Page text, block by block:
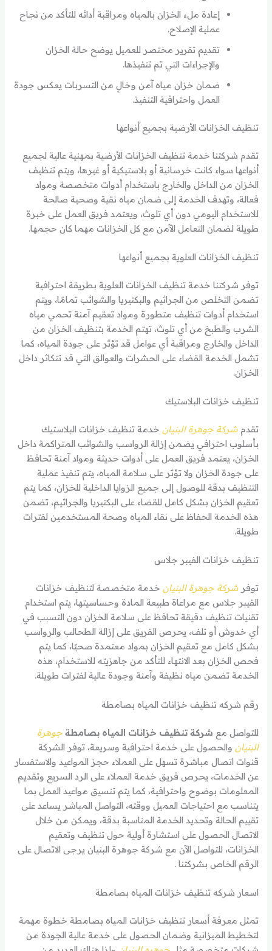
إعادة ملء الخزان بالمياه ومراقبة أدائه للتأكد من نجاح
عملية الإصلاح.
تقديم تقرير مختصر للعميل يوضح حالة الخزان
والإجراءات التي تم تنفيذها.
ضمان خزان مياه آمن وخالٍ من التسربات يعكس جودة
العمل واحترافية التنفيذ.
تنظيف الخزانات الأرضية بجميع أنواعها
تقدم شركتنا خدمة تنظيف الخزانات الأرضية بمهنية عالية لجميع
أنواعها سواء كانت خرسانية أو بلاستيكية أو غيرها، ويتم تنظيف
الخزان من الداخل والخارج باستخدام أدوات متخصصة ومواد
فعالة، وتهدف الخدمة إلى ضمان مياه نقية وصحية صالحة
للاستخدام اليومي دون أي تلوث، ويعتمد فريق العمل على خبرة
طويلة لضمان التعامل الآمن مع كل الخزانات مهما كان حجمها.
تنظيف الخزانات العلوية بجميع أنواعها
توفر شركتنا خدمة تنظيف الخزانات العلوية بطريقة احترافية
تضمن التخلص من الجراثيم والبكتيريا والشوائب تمامًا، ويتم
استخدام أدوات تنظيف متطورة ومواد تعقيم آمنة تحمي مياه
الشرب والطبخ من أي تلوث، تهتم الخدمة بتنظيف الخزان من
الداخل والخارج ومراقبة أي عوامل قد تؤثر على جودة المياه، كما
تشمل الخدمة القضاء على الحشرات والعوالق التي قد تتكاثر داخل
الخزان.
تنظيف خزانات البلاستيك
تقدمشركة جوهرة البنيان خدمة تنظيف خزانات البلاستيك
بأسلوب احترافي يضمن إزالة الرواسب والشوائب المتراكمة داخل
الخزان، يعتمد فريق العمل على أدوات حديثة ومواد آمنة تحافظ
على جودة الخزان ولا تؤثر على سلامة المياه، يتم تنفيذ عملية
التنظيف بدقة للوصول إلى جميع الزوايا الداخلية للخزان، كما يتم
تعقيم الخزان بشكل كامل للقضاء على البكتيريا والجراثيم، تضمن
هذه الخدمة الحفاظ على نقاء المياه وصحة المستخدمين لفترات
طويلة.
تنظيف خزانات الفيبر جلاس
توفرشركة جوهرة البنيان خدمة متخصصة لتنظيف خزانات
الفيبر جلاس مع مراعاة طبيعة المادة وحساسيتها، يتم استخدام
تقنيات تنظيف دقيقة تحافظ على سلامة الخزان دون التسبب في
أي خدوش أو تلف، يحرص الفريق على إزالة الطحالب والرواسب
بشكل كامل مع تعقيم الخزان بمواد معتمدة صحيًا، كما يتم
فحص الخزان بعد الانتهاء للتأكد من جاهزيته للاستخدام، هذه
الخدمة تضمن مياه نظيفة وآمنة وجودة عالية لفترات طويلة.
رقم شركه تنظيف خزانات المياه بصامطة
للتواصل مع شركة تنظيف خزانات المياه بصامطة جوهرة
البنيان والحصول على خدمة احترافية وسريعة، توفر الشركة
قنوات اتصال مباشرة تسهل على العملاء حجز المواعيد والاستفسار
عن الخدمات، يحرص فريق خدمة العملاء على الرد السريع وتقديم
المعلومات بوضوح واحترافية، كما يتم تنسيق مواعيد العمل بما
يتناسب مع احتياجات العميل ووقته، التواصل المباشر يساعد على
تقييم الحالة وتحديد الخدمة المناسبة بدقة، ويمكن من خلال
الاتصال الحصول على استشارة أولية حول تنظيف وتعقيم
الخزانات، للتواصل الآن مع شركة جوهرة البنيان يرجى الاتصال على
الرقم الخاص بشركتنا .
اسعار شركه تنظيف خزانات المياه بصامطة
تمثل معرفة أسعار تنظيف خزانات المياه بصامطة خطوة مهمة
لتخطيط الميزانية وضمان الحصول على خدمة عالية الجودة من